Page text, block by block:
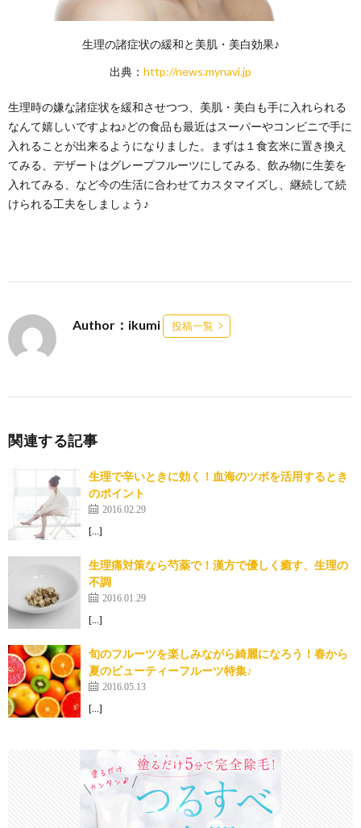
生理の諸症状の緩和と美肌・美白効果♪
出典： http://news.mynavi.jp
生理時の嫌な諸症状を緩和させつつ、美肌・美白も手に入れられる
なんて嬉しいですよね♪どの食品も最近はスーパーやコンビニで手に
入れることが出来るようになりました。まずは１食玄米に置き換え
てみる、デザートはグレープフルーツにしてみる、飲み物に生姜を
入れてみる、など今の生活に合わせてカスタマイズし、継続して続
けられる工夫をしましょう♪
Author：ikumi 投稿一覧
関連する記事
生理で辛いときに効く！血海のツボを活用するとき
のポイント
2016.02.29
[…]
生理痛対策なら芍薬で！漢方で優しく癒す、生理の
不調
2016.01.29
[…]
旬のフルーツを楽しみながら綺麗になろう！春から
夏のビューティーフルーツ特集♪
2016.05.13
[…]